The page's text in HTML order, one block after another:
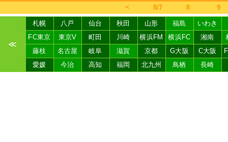
＜ 8/7 8 9
≪
札幌 八戸 仙台 秋田 山形 福島
いわき
FC東京
東京V 町田 川崎 横浜FM 横浜FC 湘南
藤枝
名古屋 岐阜 滋賀 京都 G大阪 C大阪
愛媛
今治 高知 福岡 北九州 鳥栖 長崎